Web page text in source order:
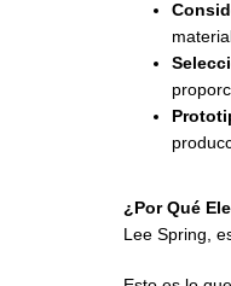
¿Por Qué
Lee Spring,